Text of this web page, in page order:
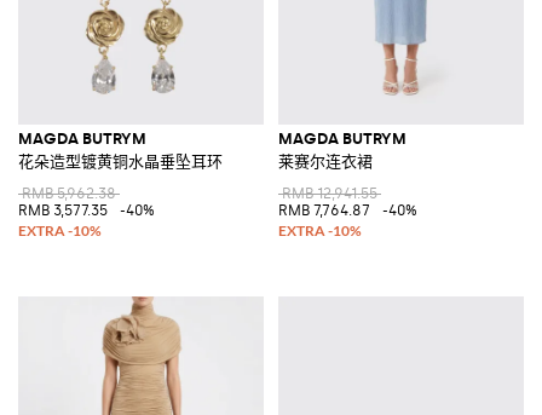
MAGDA BUTRYM
花朵造型镀黄铜水晶垂坠耳环
RMB 5,962.38
RMB 3,577.35
-40%
MAGDA BUTRYM
莱赛尔连衣裙
RMB 12,941.55
RMB 7,764.87
-40%